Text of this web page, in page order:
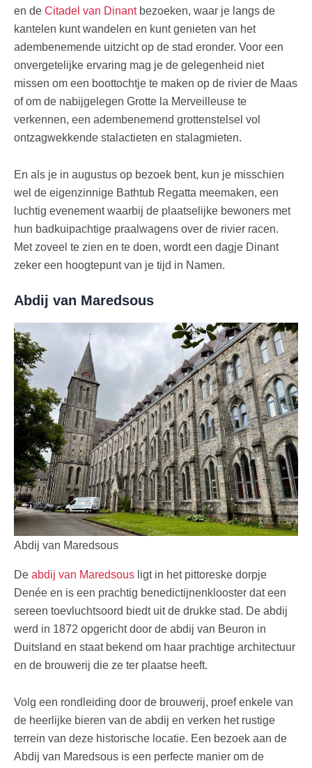
en de Citadel van Dinantbezoeken, waar je langs de
kantelen kunt wandelen en kunt genieten van het
adembenemende uitzicht op de stad eronder. Voor een
onvergetelijke ervaring mag je de gelegenheid niet
missen om een boottochtje te maken op de rivier de Maas
of om de nabijgelegen Grotte la Merveilleuse te
verkennen, een adembenemend grottenstelsel vol
ontzagwekkende stalactieten en stalagmieten.
En als je in augustus op bezoek bent, kun je misschien
wel de eigenzinnige Bathtub Regatta meemaken, een
luchtig evenement waarbij de plaatselijke bewoners met
hun badkuipachtige praalwagens over de rivier racen.
Met zoveel te zien en te doen, wordt een dagje Dinant
zeker een hoogtepunt van je tijd in Namen.
Abdij van Maredsous
Abdij van Maredsous
De abdij van Maredsous ligt in het pittoreske dorpje
Denée en is een prachtig benedictijnenklooster dat een
sereen toevluchtsoord biedt uit de drukke stad. De abdij
werd in 1872 opgericht door de abdij van Beuron in
Duitsland en staat bekend om haar prachtige architectuur
en de brouwerij die ze ter plaatse heeft.
Volg een rondleiding door de brouwerij, proef enkele van
de heerlijke bieren van de abdij en verken het rustige
terrein van deze historische locatie. Een bezoek aan de
Abdij van Maredsous is een perfecte manier om de